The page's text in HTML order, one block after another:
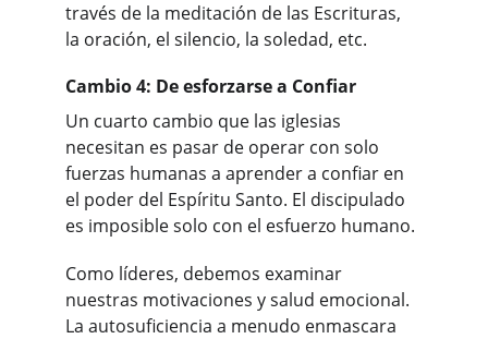
través de la meditación de las Escrituras,
la oración, el silencio, la soledad, etc.
Cambio 4: De esforzarse a Confiar
Un cuarto cambio que las iglesias
necesitan es pasar de operar con solo
fuerzas humanas a aprender a confiar en
el poder del Espíritu Santo. El discipulado
es imposible solo con el esfuerzo humano.
Como líderes, debemos examinar
nuestras motivaciones y salud emocional.
La autosuficiencia a menudo enmascara